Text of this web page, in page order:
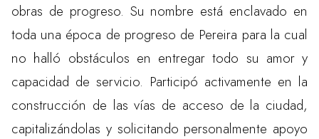
obras de progreso. Su nombre está enclavado en
toda una época de progreso de Pereira para la cual
no halló obstáculos en entregar todo su amor y
capacidad de servicio. Participó activamente en la
construcción de las vías de acceso de la ciudad,
capitalizándolas y solicitando personalmente apoyo